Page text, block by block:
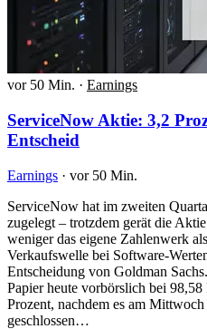
vor 50 Min. · Earnings
ServiceNow Aktie: 3,2
Entscheid
Earnings · vor 50 Min.
ServiceNow hat im zweiten
zugelegt – trotzdem gerät die
weniger das eigene Zahlenwerk
Verkaufswelle bei Software-
Entscheidung von Goldman
Papier heute vorbörslich bei
Prozent, nachdem es am
geschlossen…